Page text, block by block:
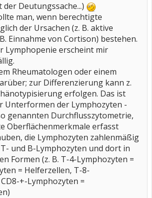
der Deutungssache...)
man, wenn berechtigte
der Ursachen (z. B. aktive
Einnahme von Cortison) bestehen.
Lymphopenie erscheint mir
Rheumatologen oder einem
zur Differenzierung kann z.
erfolgen. Das ist
Unterformen der Lymphozyten -
genannten Durchflusszytometrie,
Oberflächenmerkmale erfasst
die Lymphozyten zahlenmäßig
und B-Lymphozyten und dort in
Formen (z. B. T-4-Lymphozyten =
= Helferzellen, T-8-
+-Lymphozyten =